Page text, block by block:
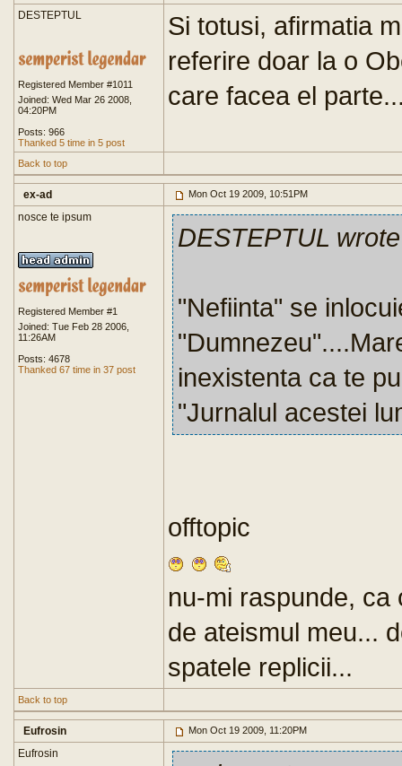
DESTEPTUL
Registered Member #1011
Joined: Wed Mar 26 2008,
04:20PM
Posts: 966
Thanked 5 time in 5 post
Si totusi, afirmatia
referire doar la o
care facea el
Back to top
ex-ad Mon Oct 19 2009, 10:51PM
nosce te ipsum
Registered Member #1
Joined: Tue Feb 28 2006,
11:26AM
Posts: 4678
Thanked 67 time in 37 post
DESTEPTUL wrote
"Nefiinta" se
inexistenta ca te
"Jurnalul acestei
offtopic
nu-mi raspunde, ca
de ateismul meu...
spatele replicii...
Back to top
Eufrosin Mon Oct 19 2009, 11:20PM
Eufrosin